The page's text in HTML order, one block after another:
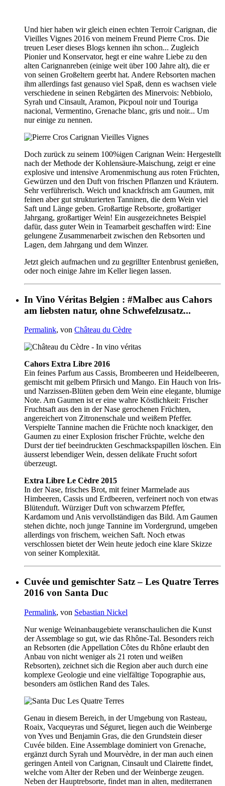
Und hier haben wir gleich einen echten Terroir Carignan, die
Vieilles Vignes 2016 von meinem Freund Pierre Cros. Die
treuen Leser dieses Blogs kennen ihn schon... Zugleich
Pionier und Konservator, hegt er eine wahre Liebe zu den
alten Carignanreben (einige weit über 100 Jahre alt), die er
von seinen Großeltern geerbt hat. Andere Rebsorten machen
ihm allerdings fast genauso viel Spaß, denn es wachsen viele
verschiedene in seinen Rebgärten des Minervois: Nebbiolo,
Syrah und Cinsault, Aramon, Picpoul noir und Touriga
nacional, Vermentino, Grenache blanc, gris und noir... Um
nur einige zu nennen.
Doch zurück zu seinem 100%igen Carignan Wein: Hergestellt
nach der Methode der Kohlensäure-Maischung, zeigt er eine
explosive und intensive Aromenmischung aus roten Früchten,
Gewürzen und den Duft von frischen Pflanzen und Kräutern.
Sehr verführerisch. Weich und knackfrisch am Gaumen, mit
feinen aber gut strukturierten Tanninen, die dem Wein viel
Saft und Länge geben. Großartige Rebsorte, großartiger
Jahrgang, großartiger Wein! Ein ausgezeichnetes Beispiel
dafür, dass guter Wein in Teamarbeit geschaffen wird: Eine
gelungene Zusammenarbeit zwischen den Rebsorten und
Lagen, dem Jahrgang und dem Winzer.
Jetzt gleich aufmachen und zu gegrillter Entenbrust genießen,
oder noch einige Jahre im Keller liegen lassen.
In Vino Véritas Belgien : #Malbec aus Cahors
am liebsten natur, ohne Schwefelzusatz...
Permalink, von Château du Cèdre
Cahors Extra Libre 2016
Ein feines Parfum aus Cassis, Brombeeren und Heidelbeeren,
gemischt mit gelbem Pfirsich und Mango. Ein Hauch von Iris-
und Narzissen-Blüten geben dem Wein eine elegante, blumige
Note. Am Gaumen ist er eine wahre Köstlichkeit: Frischer
Fruchtsaft aus den in der Nase gerochenen Früchten,
angereichert von Zitronenschale und weißem Pfeffer.
Verspielte Tannine machen die Früchte noch knackiger, den
Gaumen zu einer Explosion frischer Früchte, welche den
Durst der tief beeindruckten Geschmackspapillen löschen. Ein
äusserst lebendiger Wein, dessen delikate Frucht sofort
überzeugt.
Extra Libre Le Cèdre 2015
In der Nase, frisches Brot, mit feiner Marmelade aus
Himbeeren, Cassis und Erdbeeren, verfeinert noch von etwas
Blütenduft. Würziger Duft von schwarzem Pfeffer,
Kardamom und Anis vervollständigen das Bild. Am Gaumen
stehen dichte, noch junge Tannine im Vordergrund, umgeben
allerdings von frischem, weichen Saft. Noch etwas
verschlossen bietet der Wein heute jedoch eine klare Skizze
von seiner Komplexität.
Cuvée und gemischter Satz – Les Quatre Terres
2016 von Santa Duc
Permalink, von Sebastian Nickel
Nur wenige Weinanbaugebiete veranschaulichen die Kunst
der Assemblage so gut, wie das Rhône-Tal. Besonders reich
an Rebsorten (die Appellation Côtes du Rhône erlaubt den
Anbau von nicht weniger als 21 roten und weißen
Rebsorten), zeichnet sich die Region aber auch durch eine
komplexe Geologie und eine vielfältige Topographie aus,
besonders am östlichen Rand des Tales.
Genau in diesem Bereich, in der Umgebung von Rasteau,
Roaix, Vacqueyras und Séguret, liegen auch die Weinberge
von Yves und Benjamin Gras, die den Grundstein dieser
Cuvée bilden. Eine Assemblage dominiert von Grenache,
ergänzt durch Syrah und Mourvèdre, in der man auch einen
geringen Anteil von Carignan, Cinsault und Clairette findet,
welche vom Alter der Reben und der Weinberge zeugen.
Neben der Hauptrebsorte, findet man in alten, mediterranen